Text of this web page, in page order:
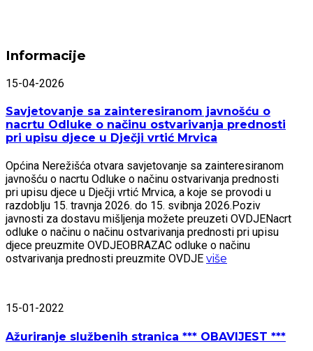
Informacije
15-04-2026
Savjetovanje sa zainteresiranom javnošću o
nacrtu Odluke o načinu ostvarivanja prednosti
pri upisu djece u Dječji vrtić Mrvica
Općina Nerežišća otvara savjetovanje sa zainteresiranom
javnošću o nacrtu Odluke o načinu ostvarivanja prednosti
pri upisu djece u Dječji vrtić Mrvica, a koje se provodi u
razdoblju 15. travnja 2026. do 15. svibnja 2026.Poziv
javnosti za dostavu mišljenja možete preuzeti OVDJENacrt
odluke o načinu o načinu ostvarivanja prednosti pri upisu
djece preuzmite OVDJEOBRAZAC odluke o načinu
ostvarivanja prednosti preuzmite OVDJE više
15-01-2022
Ažuriranje službenih stranica *** OBAVIJEST ***